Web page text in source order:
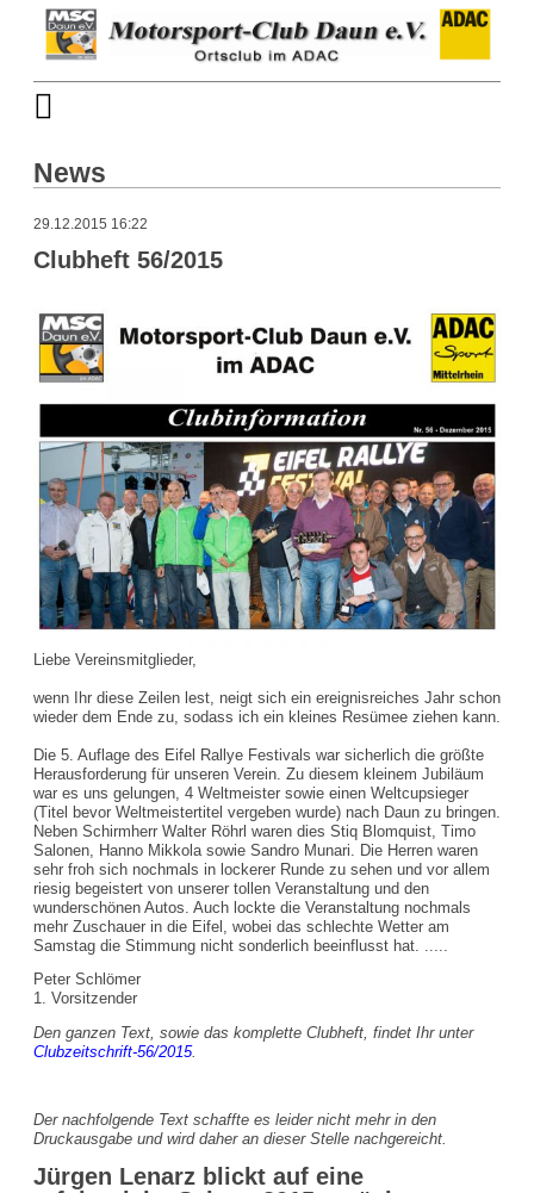
News
29.12.2015 16:22
Clubheft 56/2015
Liebe Vereinsmitglieder,
wenn Ihr diese Zeilen lest, neigt sich ein ereignisreiches Jahr schon
wieder dem Ende zu, sodass ich ein kleines Resümee ziehen kann.
Die 5. Auflage des Eifel Rallye Festivals war sicherlich die größte
Herausforderung für unseren Verein. Zu diesem kleinem Jubiläum
war es uns gelungen, 4 Weltmeister sowie einen Weltcupsieger
(Titel bevor Weltmeistertitel vergeben wurde) nach Daun zu bringen.
Neben Schirmherr Walter Röhrl waren dies Stiq Blomquist, Timo
Salonen, Hanno Mikkola sowie Sandro Munari. Die Herren waren
sehr froh sich nochmals in lockerer Runde zu sehen und vor allem
riesig begeistert von unserer tollen Veranstaltung und den
wunderschönen Autos. Auch lockte die Veranstaltung nochmals
mehr Zuschauer in die Eifel, wobei das schlechte Wetter am
Samstag die Stimmung nicht sonderlich beeinflusst hat. .....
Peter Schlömer
1. Vorsitzender
Den ganzen Text, sowie das komplette Clubheft, findet Ihr unter
Clubzeitschrift-56/2015.
Der nachfolgende Text schaffte es leider nicht mehr in den
Druckausgabe und wird daher an dieser Stelle nachgereicht.
Jürgen Lenarz blickt auf eine